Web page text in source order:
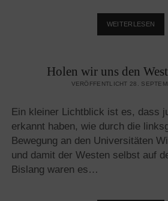
WEITERLESEN
JOB
Holen wir uns den
VERÖFFENTLICHT 28.
Ein kleiner Lichtblick ist es, dass
erkannt haben, wie durch die
Bewegung an den Universitäten
und damit der Westen selbst auf
Bislang waren es…